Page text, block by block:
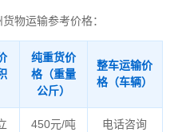
物运输参考价格：
纯重货价
格（重量
公斤）
整车运输价
格（车辆）
450元/吨
电话咨询